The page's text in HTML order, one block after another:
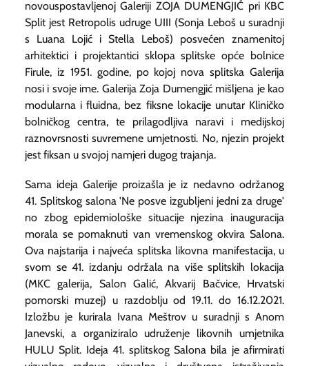
novouspostavljenoj Galeriji ZOJA DUMENGJIĆ pri KBC
Split jest Retropolis udruge UIII (Sonja Leboš u suradnji
s Luana Lojić i Stella Leboš) posvećen znamenitoj
arhitektici i projektantici sklopa splitske opće bolnice
Firule, iz 1951. godine, po kojoj nova splitska Galerija
nosi i svoje ime. Galerija Zoja Dumengjić mišljena je kao
modularna i fluidna, bez fiksne lokacije unutar Kliničko
bolničkog centra, te prilagodljiva naravi i medijskoj
raznovrsnosti suvremene umjetnosti. No, njezin projekt
jest fiksan u svojoj namjeri dugog trajanja.
Sama ideja Galerije proizašla je iz nedavno održanog
41. Splitskog salona 'Ne posve izgubljeni jedni za druge'
no zbog epidemiološke situacije njezina inauguracija
morala se pomaknuti van vremenskog okvira Salona.
Ova najstarija i najveća splitska likovna manifestacija, u
svom se 41. izdanju održala na više splitskih lokacija
(MKC galerija, Salon Galić, Akvarij Bačvice, Hrvatski
pomorski muzej) u razdoblju od 19.11. do 16.12.2021.
Izložbu je kurirala Ivana Meštrov u suradnji s Anom
Janevski, a organiziralo udruženje likovnih umjetnika
HULU Split. Ideja 41. splitskog Salona bila je afirmirati